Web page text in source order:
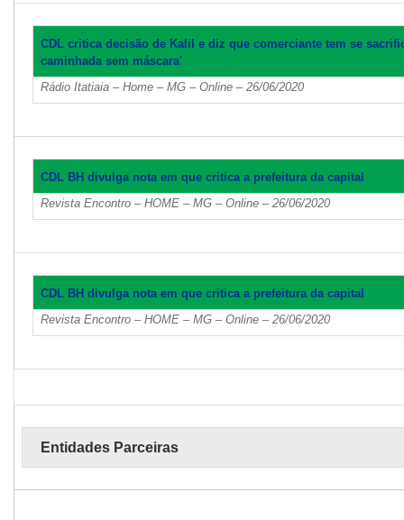
CDL critica decisão de Kalil e diz que comerciante tem se
caminhada sem máscara'
Rádio Itatiaia – Home – MG – Online – 26/06/2020
CDL BH divulga nota em que critica a prefeitura da capital
Revista Encontro – HOME – MG – Online – 26/06/2020
CDL BH divulga nota em que critica a prefeitura da capital
Revista Encontro – HOME – MG – Online – 26/06/2020
Entidades Parceiras